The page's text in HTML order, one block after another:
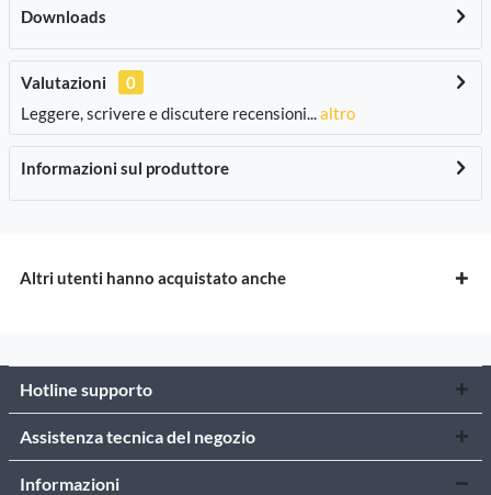
Downloads
Valutazioni
0
Leggere, scrivere e discutere recensioni...altro
Informazioni sul produttore
Altri utenti hanno acquistato anche
Hotline supporto
Assistenza tecnica del negozio
Informazioni